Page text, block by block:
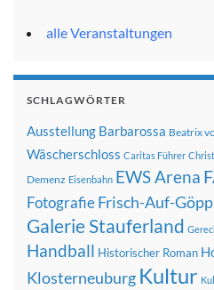
alle Veranstaltungen
SCHLAGWÖRTER
Ausstellung Barbarossa Beatrix
Wäscherschloss Caritas Führer
Demenz Eisenbahn EWS Arena
FotografieFrisch-Auf-
Galerie Stauferland
Handball Historischer Roman
Klosterneuburg Kultur